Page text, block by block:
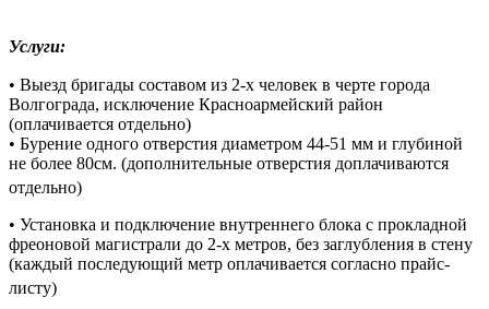
Услуги:
• Выезд бригады составом из 2-х человек в черте города
Волгограда, исключение Красноармейский район
(оплачивается отдельно)
• Бурение одного отверстия диаметром 44-51 мм и глубиной
не более 80см. (дополнительные отверстия доплачиваются
отдельно)
• Установка и подключение внутреннего блока с прокладной
фреоновой магистрали до 2-х метров, без заглубления в стену
(каждый последующий метр оплачивается согласно прайс-
листу)